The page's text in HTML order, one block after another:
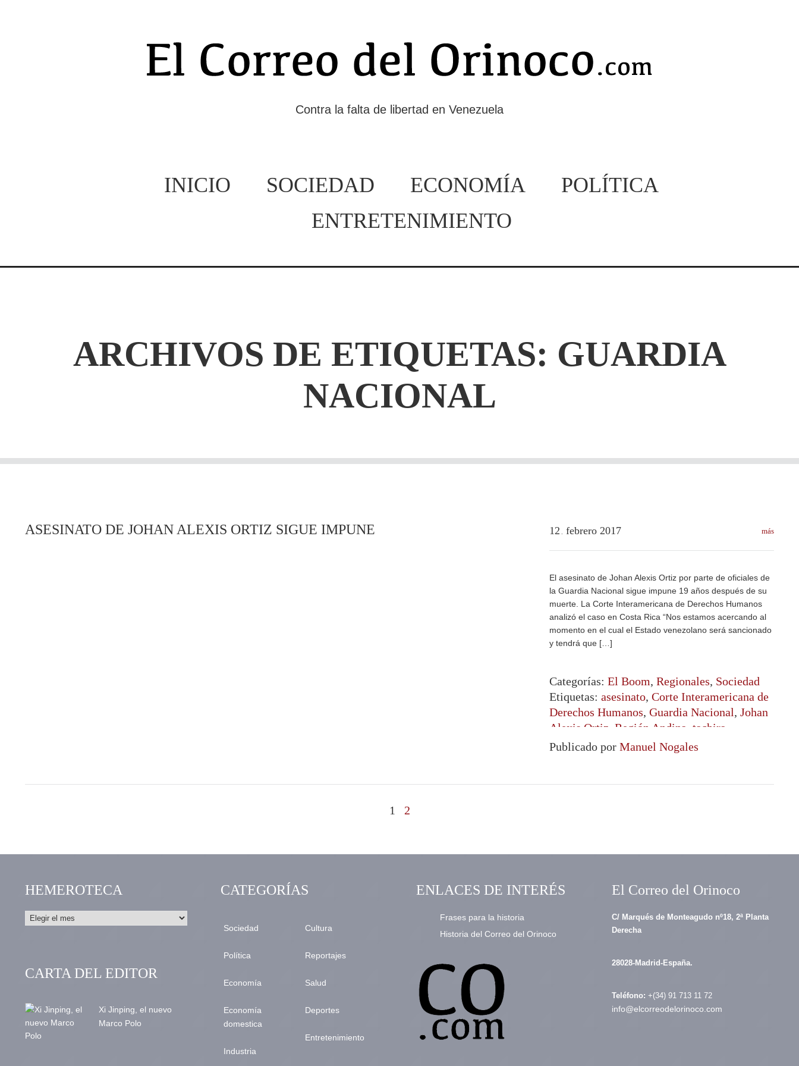
Contra la falta de libertad en Venezuela
INICIO SOCIEDAD ECONOMÍA
POLÍTICA
ENTRETENIMIENTO
ARCHIVOS DE ETIQUETAS: GUARDIA
NACIONAL
ASESINATO DE JOHAN ALEXIS ORTIZ SIGUE IMPUNE 12 febrero 2017
El asesinato de Johan Alexis Ortiz por parte de oficiales de
la Guardia Nacional sigue impune 19 años después de su
muerte. La Corte Interamericana de Derechos Humanos
analizó el caso en Costa Rica “Nos estamos acercando al
momento en el cual el Estado venezolano será sancionado
y tendrá que […]
más
Categorías: El Boom, Regionales, Sociedad
Etiquetas: asesinato, Corte Interamericana de
Derechos Humanos, Guardia Nacional, Johan
Alexis Ortiz Región Andina tachira
Venezuela
Publicado por Manuel Nogales
1 2
HEMEROTECA
CARTA DEL EDITOR
Xi Jinping, el nuevo
Marco Polo
CATEGORÍAS
Sociedad
Política
Economía
Economía
domestica
Industria
Cultura
Reportajes
Salud
Deportes
Entretenimiento
ENLACES DE INTERÉS
Frases para la historia
Historia del Correo del Orinoco
El Correo del Orinoco
C/ Marqués de Monteagudo nº18, 2ª Planta
Derecha
28028-Madrid-España.
Teléfono: +(34) 91 713 11 72
info@elcorreodelorinoco.com